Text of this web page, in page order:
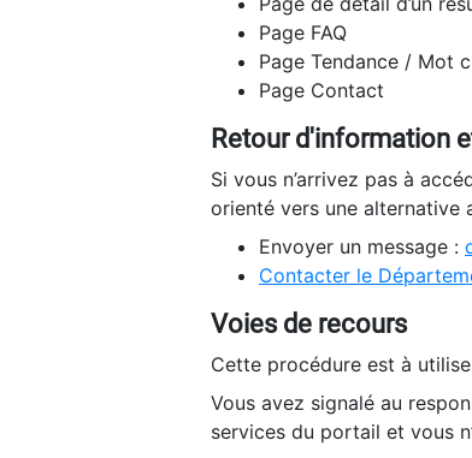
Page FAQ
Page Tendance / Mot
Page Contact
Retour d'information
Si vous n’arrivez pas à
orienté vers une alternative
Envoyer un message :
Contacter le
Voies de recours
Cette procédure est à
Vous avez signalé au
services du portail et vous